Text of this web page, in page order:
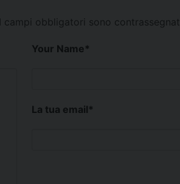
I campi obbligatori sono contrassegnati
Your Name*
La tua email*